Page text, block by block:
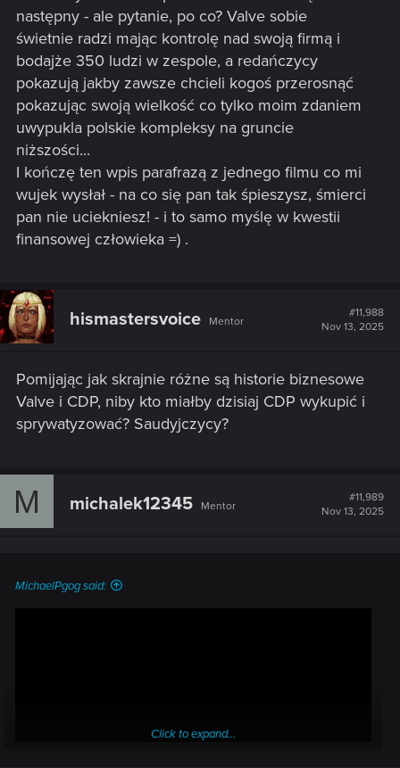
następny - ale pytanie, po co? Valve sobie
świetnie radzi mając kontrolę nad swoją firmą i
bodajże 350 ludzi w zespole, a redańczycy
pokazują jakby zawsze chcieli kogoś przerosnąć
pokazując swoją wielkość co tylko moim zdaniem
uwypukla polskie kompleksy na gruncie
niższości...
I kończę ten wpis parafrazą z jednego filmu co mi
wujek wysłał - na co się pan tak śpieszysz, śmierci
pan nie uciekniesz! - i to samo myślę w kwestii
finansowej człowieka =) .
hismastersvoice Mentor
#11,988
Nov 13, 2025
Pomijając jak skrajnie różne są historie biznesowe
Valve i CDP, niby kto miałby dzisiaj CDP wykupić i
sprywatyzować? Saudyjczycy?
M michalek12345 Mentor
#11,989
Nov 13, 2025
MichaelPgog said:
Click to expand...